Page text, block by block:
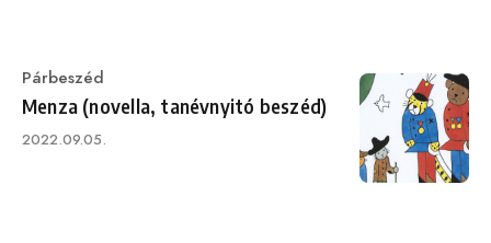
Category
Párbeszéd
Menza (novella, tanévnyitó beszéd)
Published
2022.09.05.